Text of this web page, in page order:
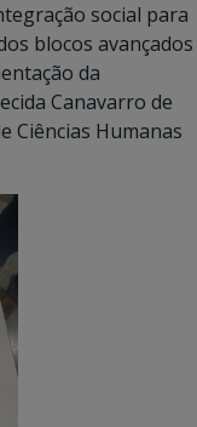
social para
blocos avançados
da
Canavarro de
Ciências Humanas